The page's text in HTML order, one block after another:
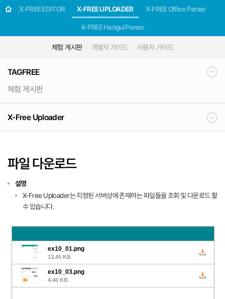
X-FREE EDITOR X-FREE UPLOADER X-FREE Office Parser
X-FREE Hangul Parser
체험 게시판 개발자 가이드 사용자 가이드
TAGFREE
체험 게시판
X-Free Uploader
파일 다운로드
설명
X-Free Uploader는 지정된 서버상에 존재하는 파일들을 조회 및 다운로드 할
수 있습니다.